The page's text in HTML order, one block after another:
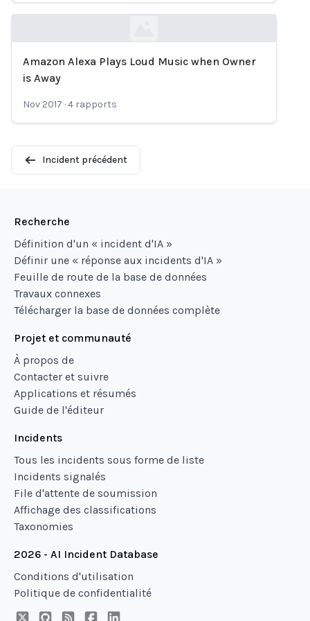
Loading...
Amazon Alexa Plays Loud Music when Owner
is Away
Nov 2017 ·4 rapports
Incident précédent
Recherche
Définition d'un « incident d'IA »
Définir une « réponse aux incidents d'IA »
Feuille de route de la base de données
Travaux connexes
Télécharger la base de données complète
Projet et communauté
À propos de
Contacter et suivre
Applications et résumés
Guide de l'éditeur
Incidents
Tous les incidents sous forme de liste
Incidents signalés
File d'attente de soumission
Affichage des classifications
Taxonomies
2026 - AI Incident Database
Conditions d'utilisation
Politique de confidentialité